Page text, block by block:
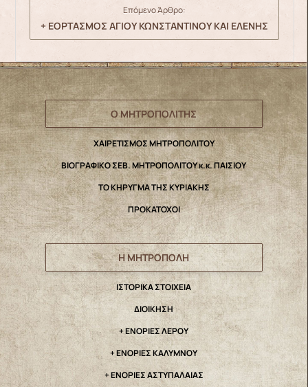
Επόμενο Άρθρο:
+ ΕΟΡΤΑΣΜΟΣ ΑΓΙΟΥ ΚΩΝΣΤΑΝΤΙΝΟΥ ΚΑΙ ΕΛΕΝΗΣ
Ο ΜΗΤΡΟΠΟΛΙΤΗΣ
ΧΑΙΡΕΤΙΣΜΟΣ ΜΗΤΡΟΠΟΛΙΤΟΥ
ΒΙΟΓΡΑΦΙΚΟ ΣΕΒ. ΜΗΤΡΟΠΟΛΙΤΟΥ κ.κ. ΠΑΙΣΙΟΥ
ΤΟ ΚΗΡΥΓΜΑ ΤΗΣ ΚΥΡΙΑΚΗΣ
ΠΡΟΚΑΤΟΧΟΙ
Η ΜΗΤΡΟΠΟΛΗ
IΣΤΟΡΙΚΑ ΣΤΟΙΧΕΙΑ
ΔΙΟΙΚΗΣΗ
+ ΕΝΟΡΙΕΣ ΛΕΡΟΥ
+ ΕΝΟΡΙΕΣ ΚΑΛΥΜΝΟΥ
+ ΕΝΟΡΙΕΣ ΑΣΤΥΠΑΛΑΙΑΣ